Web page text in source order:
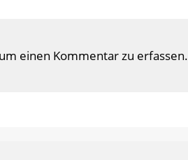
um einen Kommentar zu erfassen.